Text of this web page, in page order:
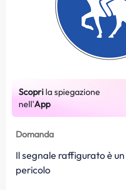
Scopri la spiegazione
nell'App
Domanda
Il segnale raffigurato è
pericolo